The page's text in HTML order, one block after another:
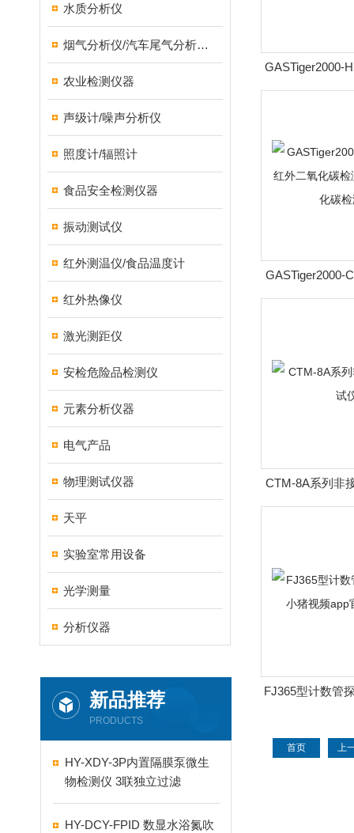
水质分析仪
烟气分析仪/汽车尾气分析仪/转速表/汽车维修检测设备
农业检测仪器
声级计/噪声分析仪
照度计/辐照计
食品安全检测仪器
振动测试仪
红外测温仪/食品温度计
红外热像仪
激光测距仪
安检危险品检测仪
元素分析仪器
电气产品
物理测试仪器
天平
实验室常用设备
光学测量
分析仪器
新品推荐
PRODUCTS
HY-XDY-3P内置隔膜泵微生
物检测仪 3联独立过滤
HY-DCY-FPID 数显水浴氮吹
GASTiger2000-
气检测
GASTiger2000-
二氧化碳检测报
CTM-8A系列非
FJ365型计数管
首页 上